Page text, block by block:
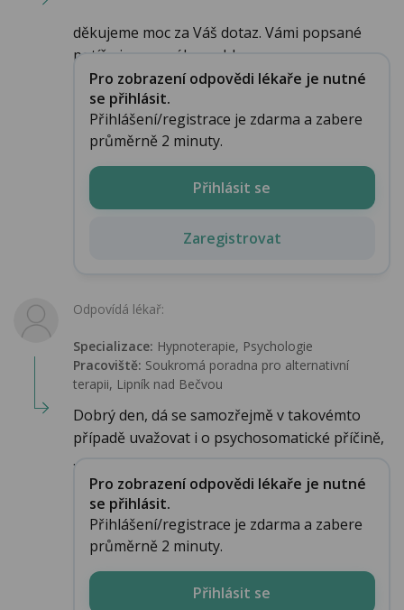
děkujeme moc za Váš dotaz. Vámi popsané
potíže jsou z mého pohle...
Pro zobrazení odpovědi lékaře je nutné
se přihlásit.
Přihlášení/registrace je zdarma a zabere
průměrně 2 minuty.
Přihlásit se
Zaregistrovat
Odpovídá lékař:
Specializace: Hypnoterapie, Psychologie
Pracoviště: Soukromá poradna pro alternativní
terapii, Lipník nad Bečvou
Dobrý den, dá se samozřejmě v takovémto
případě uvažovat i o psychosomatické příčině,
...
Pro zobrazení odpovědi lékaře je nutné
se přihlásit.
Přihlášení/registrace je zdarma a zabere
průměrně 2 minuty.
Přihlásit se